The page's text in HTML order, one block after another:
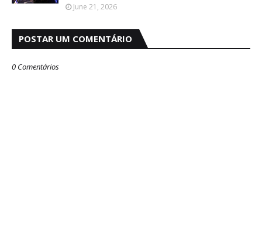
June 21, 2026
POSTAR UM COMENTÁRIO
0 Comentários